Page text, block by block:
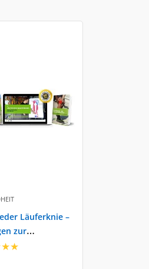
Läuferknie –
zur
–
★★